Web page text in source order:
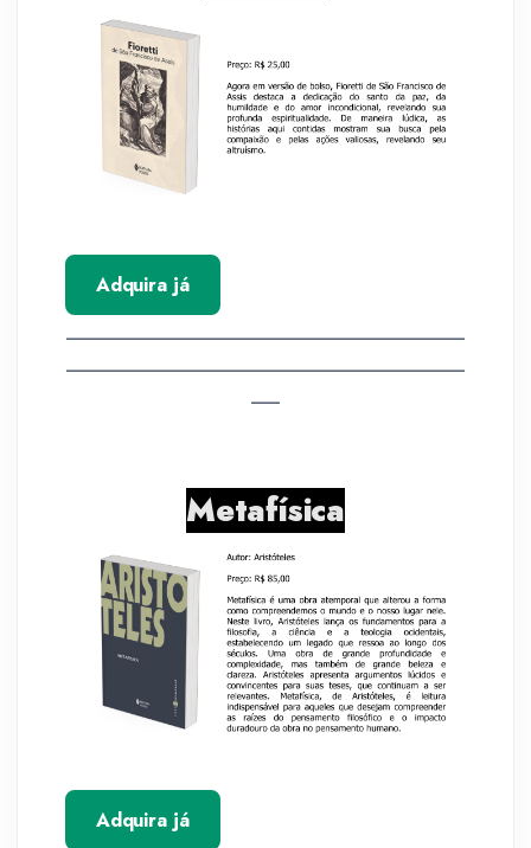
Adquira já
__________________________________________
__________________________________________
___
Metafísica
Adquira já